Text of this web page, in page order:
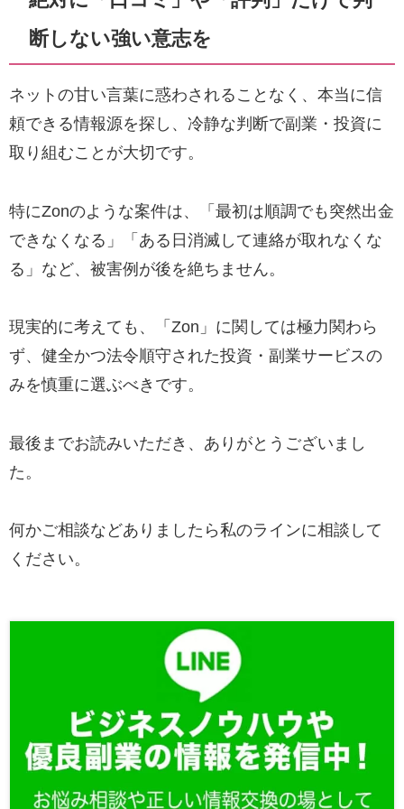
断しない強い意志を
ネットの甘い言葉に惑わされることなく、本当に信
頼できる情報源を探し、冷静な判断で副業・投資に
取り組むことが大切です。
特にZonのような案件は、「最初は順調でも突然出金
できなくなる」「ある日消滅して連絡が取れなくな
る」など、被害例が後を絶ちません。
現実的に考えても、「Zon」に関しては極力関わら
ず、健全かつ法令順守された投資・副業サービスの
みを慎重に選ぶべきです。
最後までお読みいただき、ありがとうございまし
た。
何かご相談などありましたら私のラインに相談して
ください。